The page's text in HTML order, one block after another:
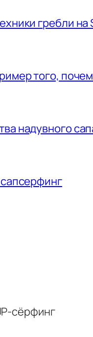
гребли на
того,
надувного
сёрфинг